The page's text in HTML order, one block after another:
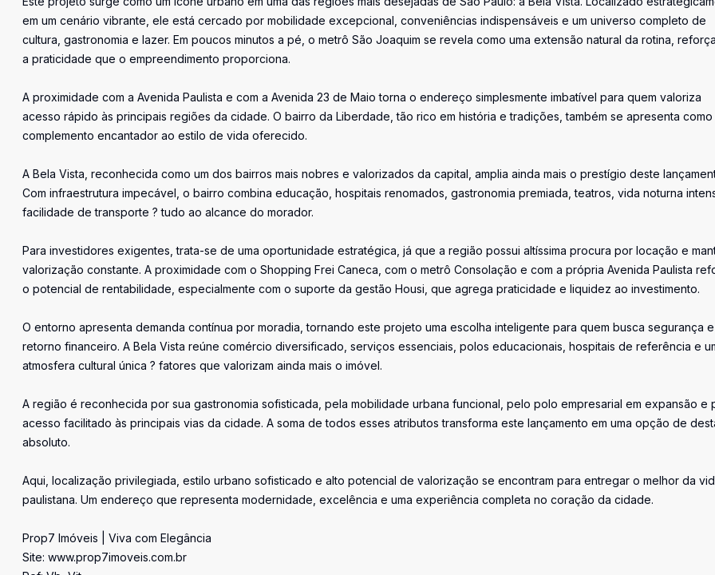
em um cenário vibrante, ele está cercado por mobilidade excepcional, conveniências indispensáveis e um universo completo de
cultura, gastronomia e lazer. Em poucos minutos a pé, o metrô São Joaquim se revela como uma extensão natural da rotina,
a praticidade que o empreendimento proporciona.
A proximidade com a Avenida Paulista e com a Avenida 23 de Maio torna o endereço simplesmente imbatível para quem valoriza
acesso rápido às principais regiões da cidade. O bairro da Liberdade, tão rico em história e tradições, também se apresenta como
complemento encantador ao estilo de vida oferecido.
A Bela Vista, reconhecida como um dos bairros mais nobres e valorizados da capital, amplia ainda mais o prestígio deste
Com infraestrutura impecável, o bairro combina educação, hospitais renomados, gastronomia premiada, teatros, vida noturna
facilidade de transporte ? tudo ao alcance do morador.
Para investidores exigentes, trata-se de uma oportunidade estratégica, já que a região possui altíssima procura por locação e
valorização constante. A proximidade com o Shopping Frei Caneca, com o metrô Consolação e com a própria Avenida Paulista
o potencial de rentabilidade, especialmente com o suporte da gestão Housi, que agrega praticidade e liquidez ao investimento.
O entorno apresenta demanda contínua por moradia, tornando este projeto uma escolha inteligente para quem busca segurança e
retorno financeiro. A Bela Vista reúne comércio diversificado, serviços essenciais, polos educacionais, hospitais de referência e
atmosfera cultural única ? fatores que valorizam ainda mais o imóvel.
A região é reconhecida por sua gastronomia sofisticada, pela mobilidade urbana funcional, pelo polo empresarial em expansão e
acesso facilitado às principais vias da cidade. A soma de todos esses atributos transforma este lançamento em uma opção de
absoluto.
Aqui, localização privilegiada, estilo urbano sofisticado e alto potencial de valorização se encontram para entregar o melhor da
paulistana. Um endereço que representa modernidade, excelência e uma experiência completa no coração da cidade.
Prop7 Imóveis | Viva com Elegância
Site: www.prop7imoveis.com.br